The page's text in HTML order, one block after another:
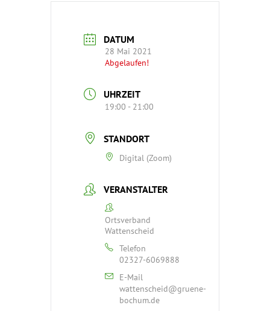
DATUM
28 Mai 2021
Abgelaufen!
UHRZEIT
19:00 - 21:00
STANDORT
Digital (Zoom)
VERANSTALTER
Ortsverband
Wattenscheid
Telefon
02327-6069888
E-Mail
wattenscheid@gruene-
bochum.de